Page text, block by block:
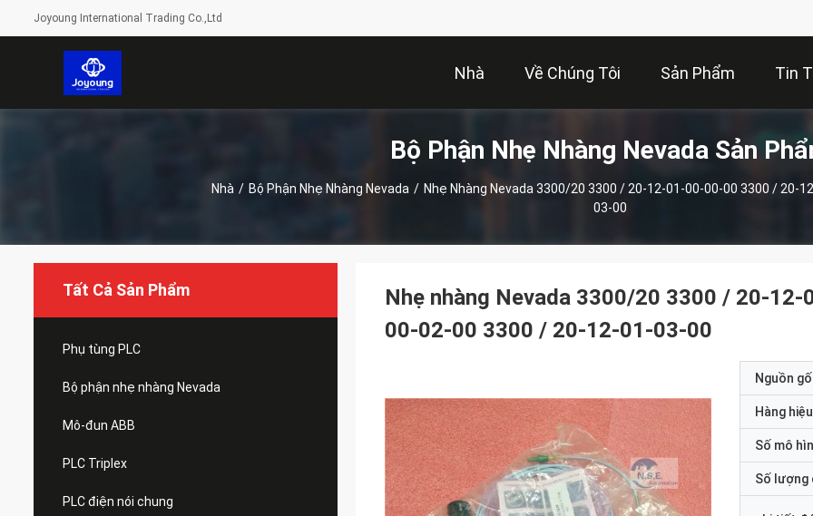
Joyoung International Trading Co.,Ltd
Nhà Về Chúng Tôi Sản Phẩm Tin
Bộ Phận Nhẹ Nhàng Nevada Sản
Nhà / Bộ Phận Nhẹ Nhàng Nevada / Nhẹ Nhàng Nevada 3300/20 3300 / 20-12-01-00-00-00 3300 / 20-
03-00
Tất Cả Sản Phẩm
Phụ tùng PLC
Bộ phận nhẹ nhàng Nevada
Mô-đun ABB
PLC Triplex
PLC điện nói chung
Nhẹ nhàng Nevada 3300/20 3300 / 20-
00-02-00 3300 / 20-12-01-03-00
Nguồn
Hàng hiệu
Số mô
Số lượng